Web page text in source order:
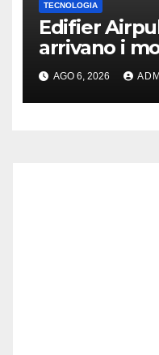
TECNOLOGIA
Edifier
arrivano i
W con USB
AGO 6, 2026